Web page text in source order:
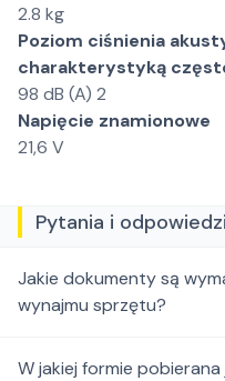
2.8 kg
Poziom ciśnienia
charakterystyką
98 dB (A) 2
Napięcie znamionowe
21,6 V
Pytania i odpowiedzi
Jakie dokumenty są
wynajmu sprzętu?
W jakiej formie